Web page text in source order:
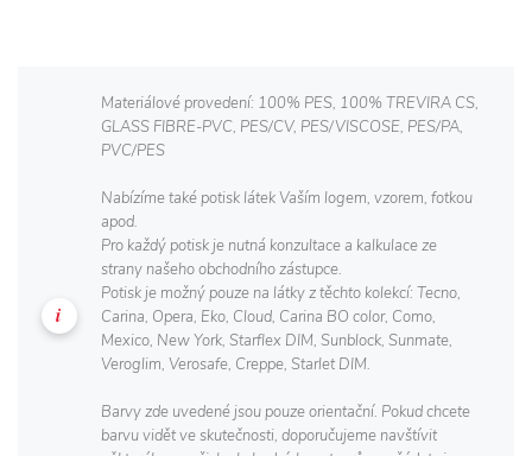
Materiálové provedení: 100% PES, 100% TREVIRA CS,
GLASS FIBRE-PVC, PES/CV, PES/VISCOSE, PES/PA,
PVC/PES
Nabízíme také potisk látek Vaším logem, vzorem, fotkou
apod.
Pro každý potisk je nutná konzultace a kalkulace ze
strany našeho obchodního zástupce.
Potisk je možný pouze na látky z těchto kolekcí: Tecno,
Carina, Opera, Eko, Cloud, Carina BO color, Como,
Mexico, New York, Starflex DIM, Sunblock, Sunmate,
Veroglim, Verosafe, Creppe, Starlet DIM.
Barvy zde uvedené jsou pouze orientační. Pokud chcete
barvu vidět ve skutečnosti, doporučujeme navštívit